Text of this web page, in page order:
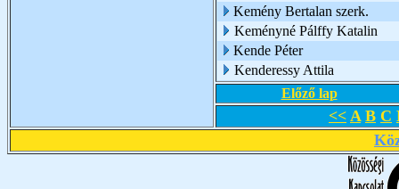
Kemény Bertalan szerk.
Keményné Pálffy Katalin
Kende Péter
Kenderessy Attila
Előző lap
<< A B C